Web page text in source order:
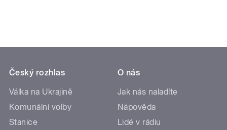
Český rozhlas
Válka na Ukrajině
Komunální volby
Stanice
O nás
Jak nás naladíte
Nápověda
Lidé v rádiu